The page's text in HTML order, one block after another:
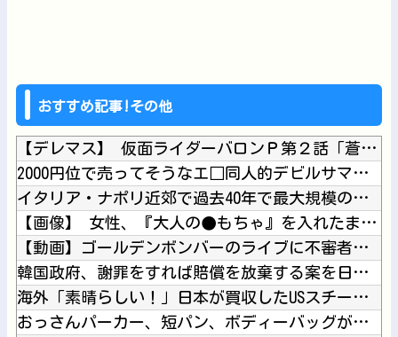
おすすめ記事!その他
【デレマス】 仮面ライダーバロンＰ第２話「蒼翼の乙女」
2000円位で売ってそうなエ□同人的デビルサマナー 第2話
イタリア・ナポリ近郊で過去40年で最大規模の地震「M4.7」...
【画像】 女性、『大人の●もちゃ』を入れたままMRI検査を受...
【動画】ゴールデンボンバーのライブに不審者が乱入
韓国政府、謝罪をすれば賠償を放棄する案を日本側に提示するも拒...
海外「素晴らしい！」日本が買収したUSスチール驚異の大復活に...
おっさんパーカー、短パン、ボディーバッグがダサい！自分は女だ...